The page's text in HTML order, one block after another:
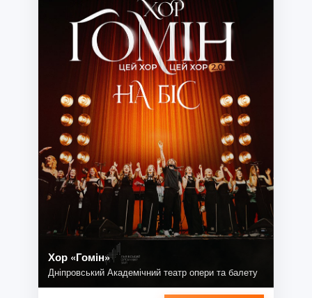
Хор «Гомін»
Дніпровський Академічний театр опери та балету